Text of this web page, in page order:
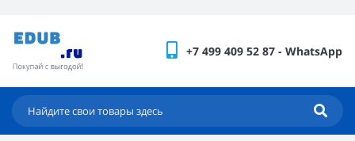
+7 499 409 52 87 - WhatsApp